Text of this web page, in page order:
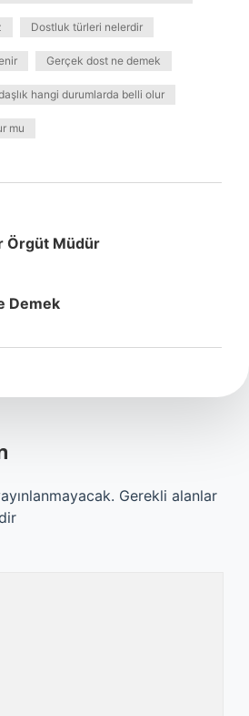
Dostluk türleri nelerdir
Gerçek dost ne demek
hangi durumlarda belli olur
mu
Örgüt Müdür
Demek
Gerekli alanlar